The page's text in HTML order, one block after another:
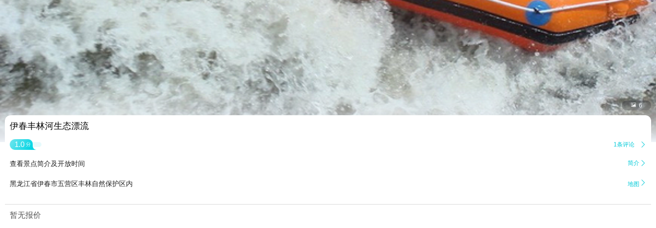
 6
伊春丰林河生态漂流
1.0 分 1条评论 
查看景点简介及开放时间 简介 
黑龙江省伊春市五营区丰林自然保护区内 地图 
暂无报价